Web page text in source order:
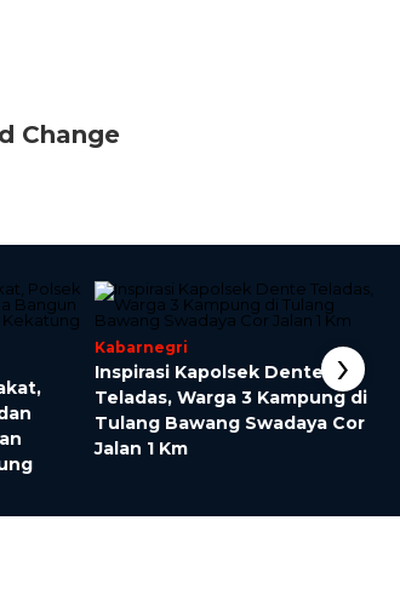
Change
Kabarnegri
Inspirasi Kapolsek Dente
Teladas, Warga 3 Kampung di
Tulang Bawang Swadaya Cor
Jalan 1 Km
›